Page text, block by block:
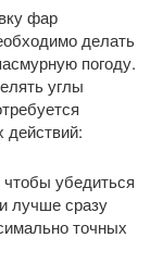
фар
делать
погоду.
углы
действий:
чтобы убедиться
лучше сразу
точных